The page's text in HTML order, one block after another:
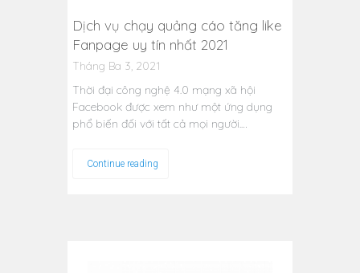
Dịch vụ chạy quảng cáo tăng like
Fanpage uy tín nhất 2021
Tháng Ba 3, 2021
Thời đại công nghệ 4.0 mạng xã hội
Facebook được xem như một ứng dụng
phổ biến đối với tất cả mọi người.…
Continue reading